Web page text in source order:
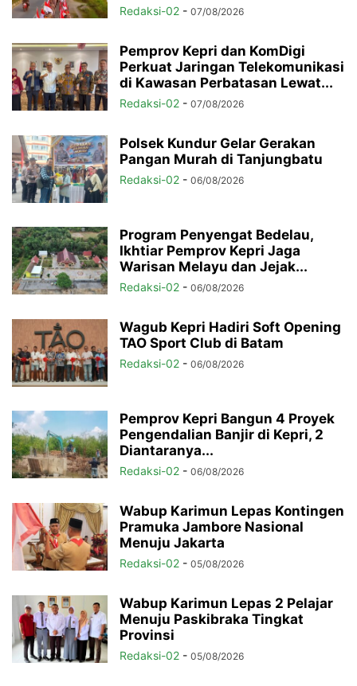
Redaksi-02 - 07/08/2026
Pemprov Kepri dan KomDigi
Perkuat Jaringan Telekomunikasi
di Kawasan Perbatasan Lewat...
Redaksi-02 - 07/08/2026
Polsek Kundur Gelar Gerakan
Pangan Murah di Tanjungbatu
Redaksi-02 - 06/08/2026
Program Penyengat Bedelau,
Ikhtiar Pemprov Kepri Jaga
Warisan Melayu dan Jejak...
Redaksi-02 - 06/08/2026
Wagub Kepri Hadiri Soft Opening
TAO Sport Club di Batam
Redaksi-02 - 06/08/2026
Pemprov Kepri Bangun 4 Proyek
Pengendalian Banjir di Kepri, 2
Diantaranya...
Redaksi-02 - 06/08/2026
Wabup Karimun Lepas Kontingen
Pramuka Jambore Nasional
Menuju Jakarta
Redaksi-02 - 05/08/2026
Wabup Karimun Lepas 2 Pelajar
Menuju Paskibraka Tingkat
Provinsi
Redaksi-02 - 05/08/2026